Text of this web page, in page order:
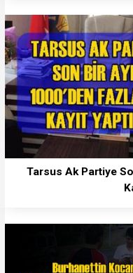
Tarsus Ak Partiye